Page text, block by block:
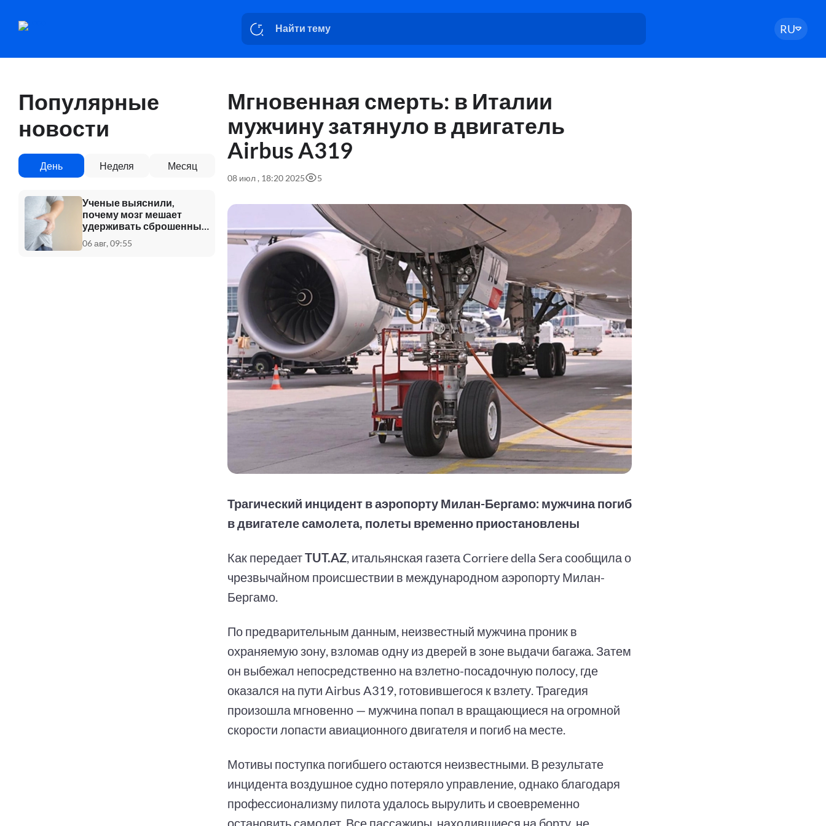
RU
Популярные
новости
День Неделя Месяц
Ученые выяснили,
почему мозг мешает
удерживать сброшенный
вес
06 авг, 09:55
Мгновенная смерть: в Италии
мужчину затянуло в двигатель
Airbus A319
08 июл , 18:20 2025 5
Трагический инцидент в аэропорту Милан-Бергамо: мужчина погиб
в двигателе самолета, полеты временно приостановлены
Как передаетTUT.AZ , итальянская газета Corriere della Sera сообщила о
чрезвычайном происшествии в международном аэропорту Милан-
Бергамо.
По предварительным данным, неизвестный мужчина проник в
охраняемую зону, взломав одну из дверей в зоне выдачи багажа. Затем
он выбежал непосредственно на взлетно-посадочную полосу, где
оказался на пути Airbus A319, готовившегося к взлету. Трагедия
произошла мгновенно — мужчина попал в вращающиеся на огромной
скорости лопасти авиационного двигателя и погиб на месте.
Мотивы поступка погибшего остаются неизвестными. В результате
инцидента воздушное судно потеряло управление, однако благодаря
профессионализму пилота удалось вырулить и своевременно
остановить самолет. Все пассажиры, находившиеся на борту, не